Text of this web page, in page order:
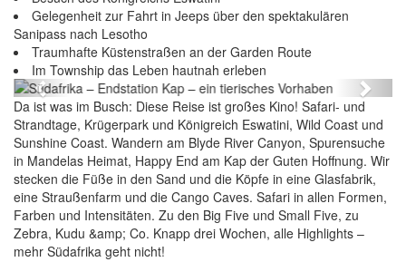
Gelegenheit zur Fahrt in Jeeps über den spektakulären
Sanipass nach Lesotho
Traumhafte Küstenstraßen an der Garden Route
Im Township das Leben hautnah erleben
Südafrika – Endstation Kap – ein tierisches
Vorhaben
Previous Next
Da ist was im Busch: Diese Reise ist großes Kino! Safari- und
Strandtage, Krügerpark und Königreich Eswatini, Wild Coast und
Sunshine Coast. Wandern am Blyde River Canyon, Spurensuche
in Mandelas Heimat, Happy End am Kap der Guten Hoffnung. Wir
stecken die Füße in den Sand und die Köpfe in eine Glasfabrik,
eine Straußenfarm und die Cango Caves. Safari in allen Formen,
Farben und Intensitäten. Zu den Big Five und Small Five, zu
Zebra, Kudu &amp; Co. Knapp drei Wochen, alle Highlights –
mehr Südafrika geht nicht!